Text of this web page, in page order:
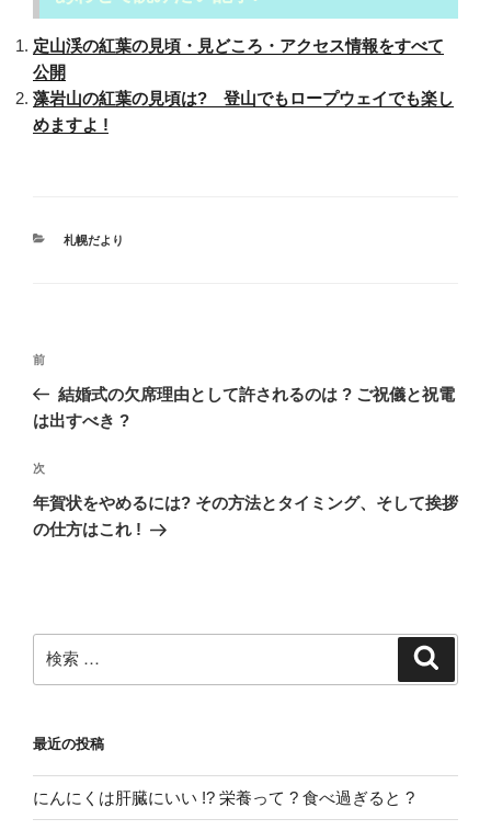
定山渓の紅葉の見頃・見どころ・アクセス情報をすべて
公開
藻岩山の紅葉の見頃は? 登山でもロープウェイでも楽し
めますよ !
カ
札幌だより
投
ナ
ゲ
ー
シ
過
去
の
稿
前
結婚式の欠席理由として許されるのは ? ご祝儀と祝電
は出すべき ?
次
の
投
次
年賀状をやめるには? その方法とタイミング、そして挨拶
の仕方はこれ !
検
索:
最近の投稿
にんにくは肝臓にいい !? 栄養って ? 食べ過ぎると ?